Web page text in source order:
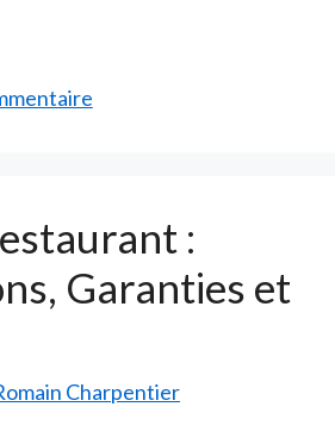
:
Garanties et
Charpentier